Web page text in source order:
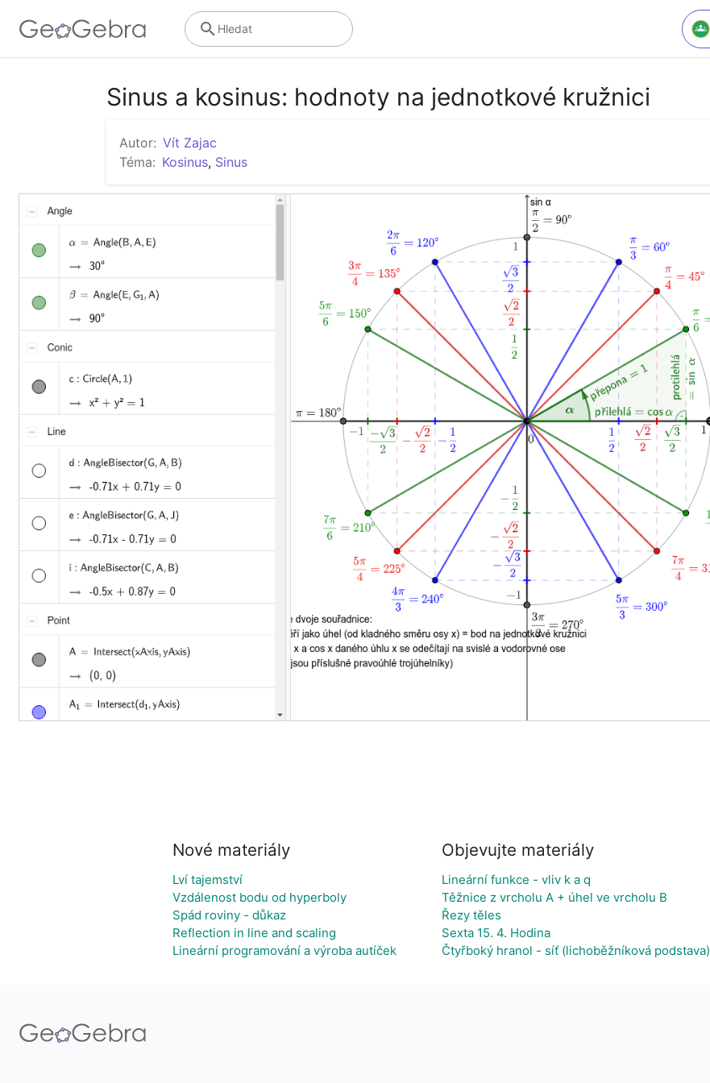
Hledat
Sinus a kosinus: hodnoty na jednotkové kružnici
Autor: Vít Zajac
Téma: Kosinus, Sinus
Nové materiály
Lví tajemství
Vzdálenost bodu od hyperboly
Spád roviny - důkaz
Reflection in line and scaling
Lineární programování a výroba autíček
Objevujte materiály
Lineární funkce - vliv k a q
Těžnice z vrcholu A + úhel ve vrcholu B
Řezy těles
Sexta 15. 4. Hodina
Čtyřboký hranol - síť (lichoběžníková podstava)